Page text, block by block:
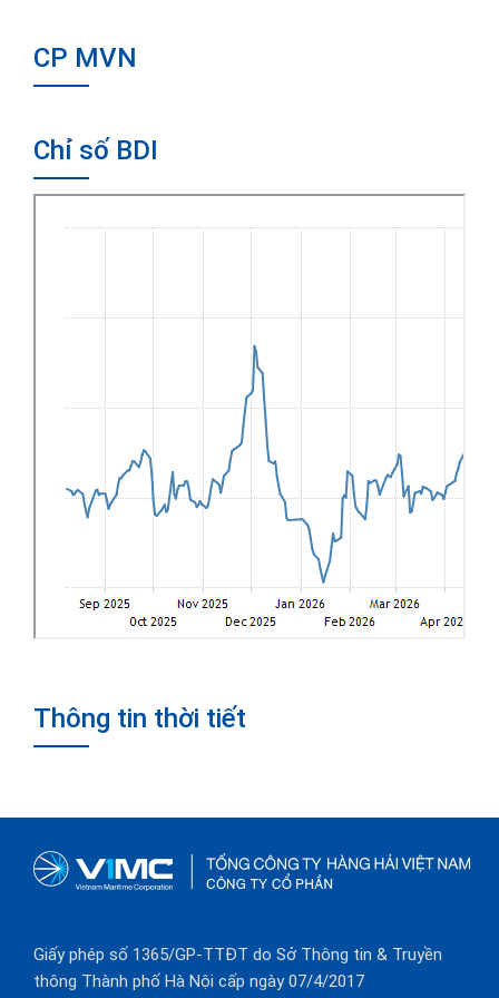
CP MVN
Chỉ số BDI
Thông tin thời tiết
Giấy phép số 1365/GP-TTĐT do Sở Thông tin & Truyền
thông Thành phố Hà Nội cấp ngày 07/4/2017